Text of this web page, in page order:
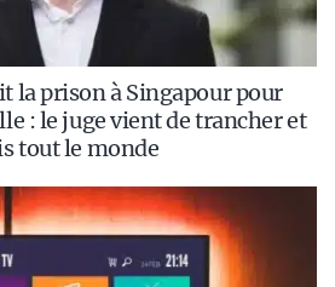
la prison à Singapour pour
: le juge vient de trancher et
tout le monde